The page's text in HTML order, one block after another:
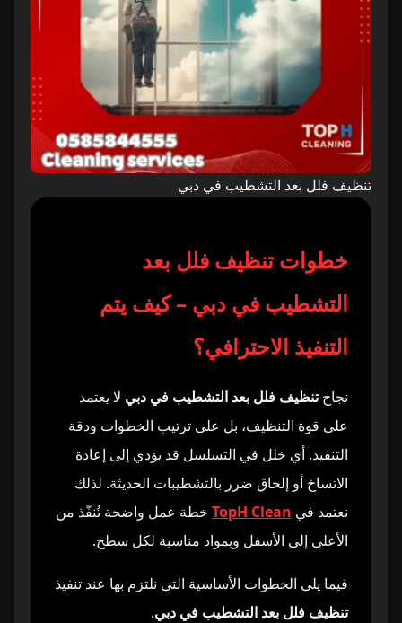
تنظيف فلل بعد التشطيب في دبي
خطوات تنظيف فلل بعد
التشطيب في دبي – كيف يتم
التنفيذ الاحترافي؟
نجاحتنظيف فلل بعد التشطيب في دبي لا يعتمد
على قوة التنظيف، بل على ترتيب الخطوات ودقة
التنفيذ. أي خلل في التسلسل قد يؤدي إلى إعادة
الاتساخ أو إلحاق ضرر بالتشطيبات الحديثة. لذلك
نعتمد في TopH Clean خطة عمل واضحة تُنفّذ من
الأعلى إلى الأسفل وبمواد مناسبة لكل سطح.
فيما يلي الخطوات الأساسية التي نلتزم بها عند تنفيذ
تنظيف فلل بعد التشطيب في دبي.